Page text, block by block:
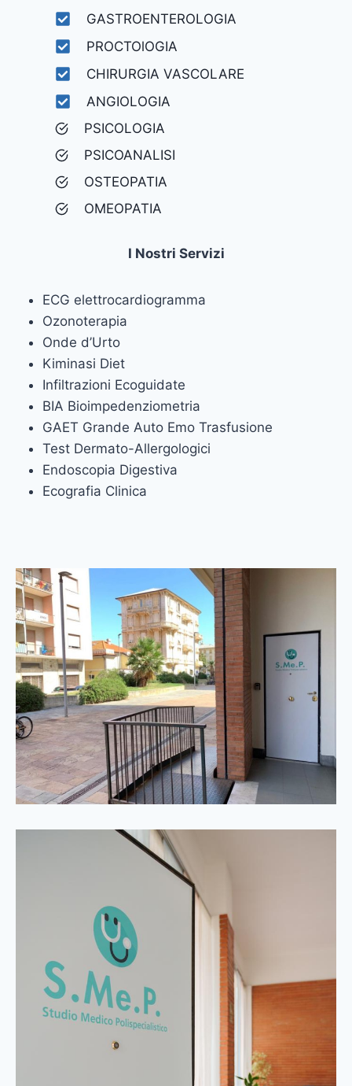
GASTROENTEROLOGIA
PROCTOlOGIA
CHIRURGIA VASCOLARE
ANGIOLOGIA
PSICOLOGIA
PSICOANALISI
OSTEOPATIA
OMEOPATIA
I Nostri Servizi
ECG elettrocardiogramma
Ozonoterapia
Onde d’Urto
Kiminasi Diet
Infiltrazioni Ecoguidate
BIA Bioimpedenziometria
GAET Grande Auto Emo Trasfusione
Test Dermato-Allergologici
Endoscopia Digestiva
Ecografia Clinica